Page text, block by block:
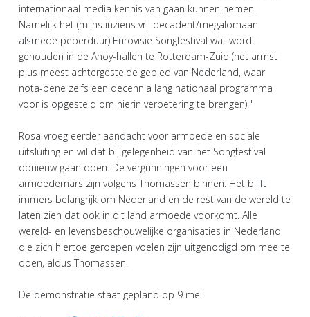
internationaal media kennis van gaan kunnen nemen.
Namelijk het (mijns inziens vrij decadent/megalomaan
alsmede peperduur) Eurovisie Songfestival wat wordt
gehouden in de Ahoy-hallen te Rotterdam-Zuid (het armst
plus meest achtergestelde gebied van Nederland, waar
nota-bene zelfs een decennia lang nationaal programma
voor is opgesteld om hierin verbetering te brengen)."
Rosa vroeg eerder aandacht voor armoede en sociale
uitsluiting en wil dat bij gelegenheid van het Songfestival
opnieuw gaan doen. De vergunningen voor een
armoedemars zijn volgens Thomassen binnen. Het blijft
immers belangrijk om Nederland en de rest van de wereld te
laten zien dat ook in dit land armoede voorkomt. Alle
wereld- en levensbeschouwelijke organisaties in Nederland
die zich hiertoe geroepen voelen zijn uitgenodigd om mee te
doen, aldus Thomassen.
De demonstratie staat gepland op 9 mei.